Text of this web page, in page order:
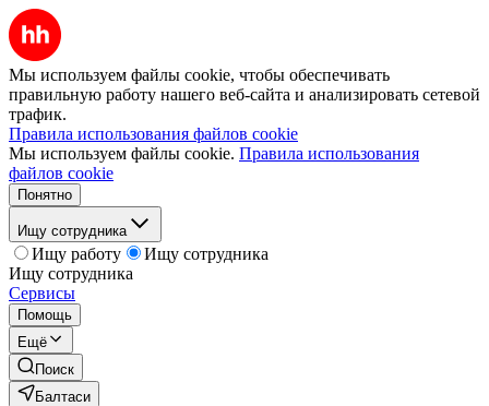
Мы используем файлы cookie, чтобы обеспечивать
правильную работу нашего веб-сайта и анализировать сетевой
трафик.
Правила использования файлов cookie
Мы используем файлы cookie. Правила использования
файлов cookie
Понятно
Ищу сотрудника
Ищу работу
Ищу сотрудника
Ищу сотрудника
Сервисы
Помощь
Ещё
Поиск
Балтаси